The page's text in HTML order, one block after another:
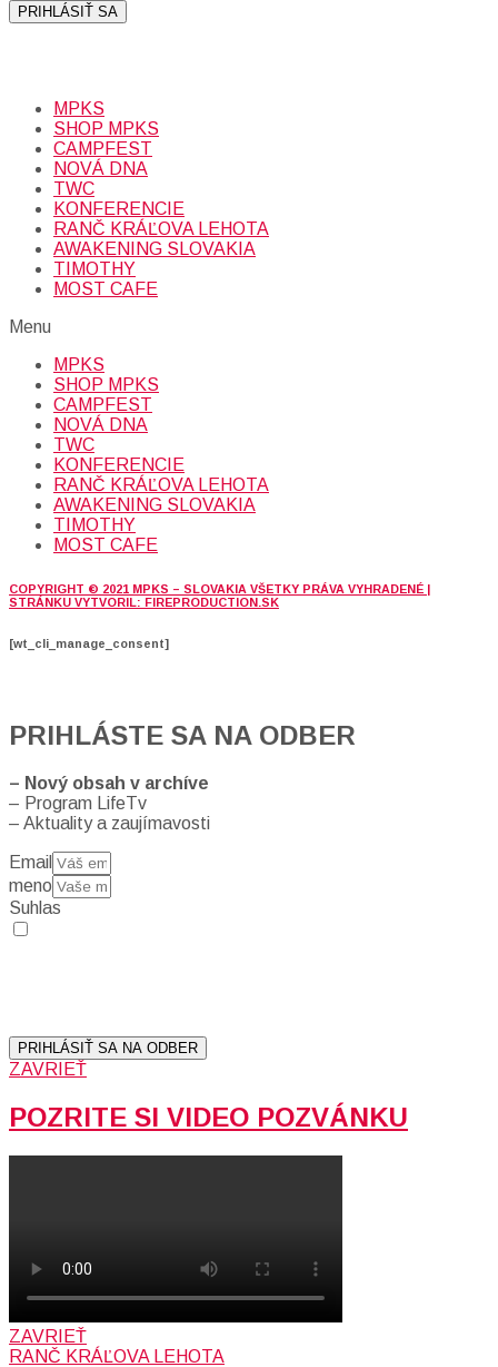
PRIHLÁSIŤ SA
MPKS
SHOP MPKS
CAMPFEST
NOVÁ DNA
TWC
KONFERENCIE
RANČ KRÁĽOVA LEHOTA
AWAKENING SLOVAKIA
TIMOTHY
MOST CAFE
Menu
MPKS
SHOP MPKS
CAMPFEST
NOVÁ DNA
TWC
KONFERENCIE
RANČ KRÁĽOVA LEHOTA
AWAKENING SLOVAKIA
TIMOTHY
MOST CAFE
COPYRIGHT © 2021 MPKS – SLOVAKIA VŠETKY PRÁVA VYHRADENÉ |
STRÁNKU VYTVORIL: FIREPRODUCTION.SK
[wt_cli_manage_consent]
PRIHLÁSTE SA NA ODBER
– Nový obsah v archíve
– Program LifeTv
– Aktuality a zaujímavosti
Email
meno
Suhlas
PRIHLÁSIŤ SA NA ODBER
ZAVRIEŤ
POZRITE SI VIDEO POZVÁNKU
ZAVRIEŤ
RANČ KRÁĽOVA LEHOTA